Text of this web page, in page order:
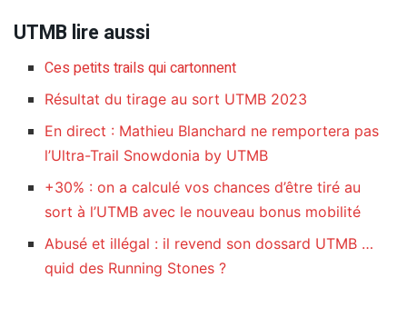
UTMB lire aussi
Ces petits trails qui cartonnent
Résultat du tirage au sort UTMB 2023
En direct : Mathieu Blanchard ne remportera pas
l’Ultra-Trail Snowdonia by UTMB
+30% : on a calculé vos chances d’être tiré au
sort à l’UTMB avec le nouveau bonus mobilité
Abusé et illégal : il revend son dossard UTMB …
quid des Running Stones ?